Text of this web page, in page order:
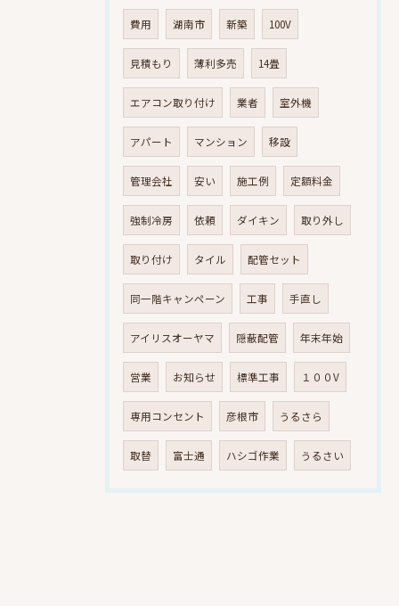
費用 湖南市 新築 100V
見積もり 薄利多売 14畳
エアコン取り付け 業者 室外機
アパート マンション 移設
管理会社 安い 施工例 定額料金
強制冷房 依頼 ダイキン 取り外し
取り付け タイル 配管セット
同一階キャンペーン 工事 手直し
アイリスオーヤマ 隠蔽配管 年末年始
営業 お知らせ 標準工事 １００V
専用コンセント 彦根市 うるさら
取替 富士通 ハシゴ作業 うるさい